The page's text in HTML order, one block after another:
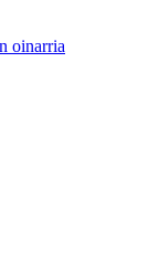
oinarria